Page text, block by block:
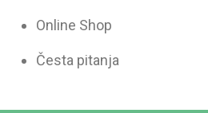
Online Shop
Česta pitanja